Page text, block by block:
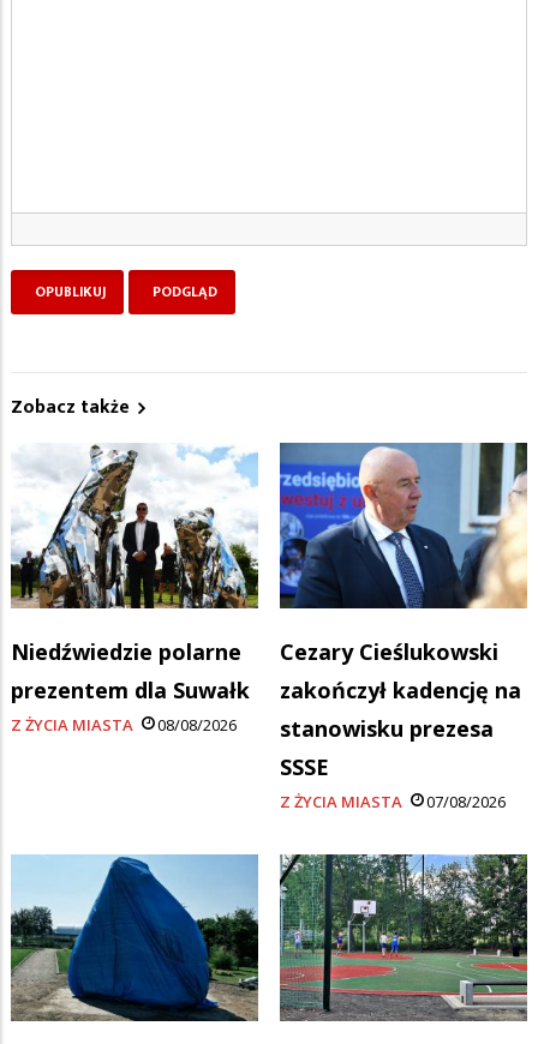
Zobacz także
Niedźwiedzie polarne
prezentem dla Suwałk
Z ŻYCIA MIASTA 08/08/2026
Cezary Cieślukowski
zakończył kadencję na
stanowisku prezesa
SSSE
Z ŻYCIA MIASTA 07/08/2026